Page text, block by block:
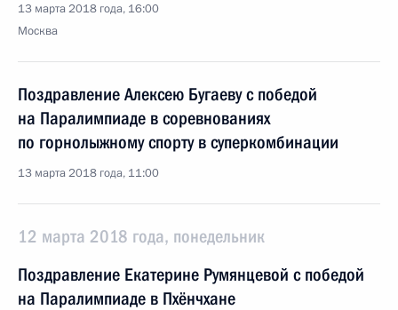
13 марта 2018 года, 16:00
Москва
Поздравление Алексею Бугаеву с победой
на Паралимпиаде в соревнованиях
по горнолыжному спорту в суперкомбинации
13 марта 2018 года, 11:00
12 марта 2018 года, понедельник
Поздравление Екатерине Румянцевой с победой
на Паралимпиаде в Пхёнчхане